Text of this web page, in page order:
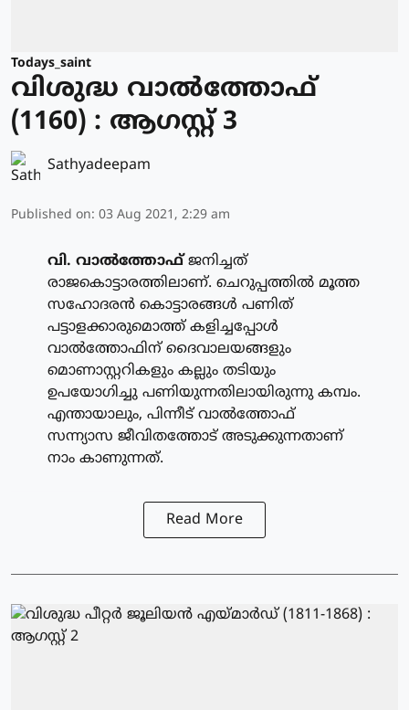
Todays_saint
വിശുദ്ധ വാല്‍ത്തോഫ്
(1160) : ആഗസ്റ്റ് 3
Sathyadeepam
Published on: 03 Aug 2021, 2:29 am
വി. വാല്‍ത്തോഫ്ജനിച്ചത്
രാജകൊട്ടാരത്തിലാണ്. ചെറുപ്പത്തില്‍ മൂത്ത
സഹോദരന്‍ കൊട്ടാരങ്ങള്‍ പണിത്
പട്ടാളക്കാരുമൊത്ത് കളിച്ചപ്പോള്‍
വാല്‍ത്തോഫിന് ദൈവാലയങ്ങളും
മൊണാസ്റ്ററികളും കല്ലും തടിയും
ഉപയോഗിച്ചു പണിയുന്നതിലായിരുന്നു കമ്പം.
എന്തായാലും, പിന്നീട് വാല്‍ത്തോഫ്
സന്ന്യാസ ജീവിതത്തോട് അടുക്കുന്നതാണ്
നാം കാണുന്നത്.
Read More